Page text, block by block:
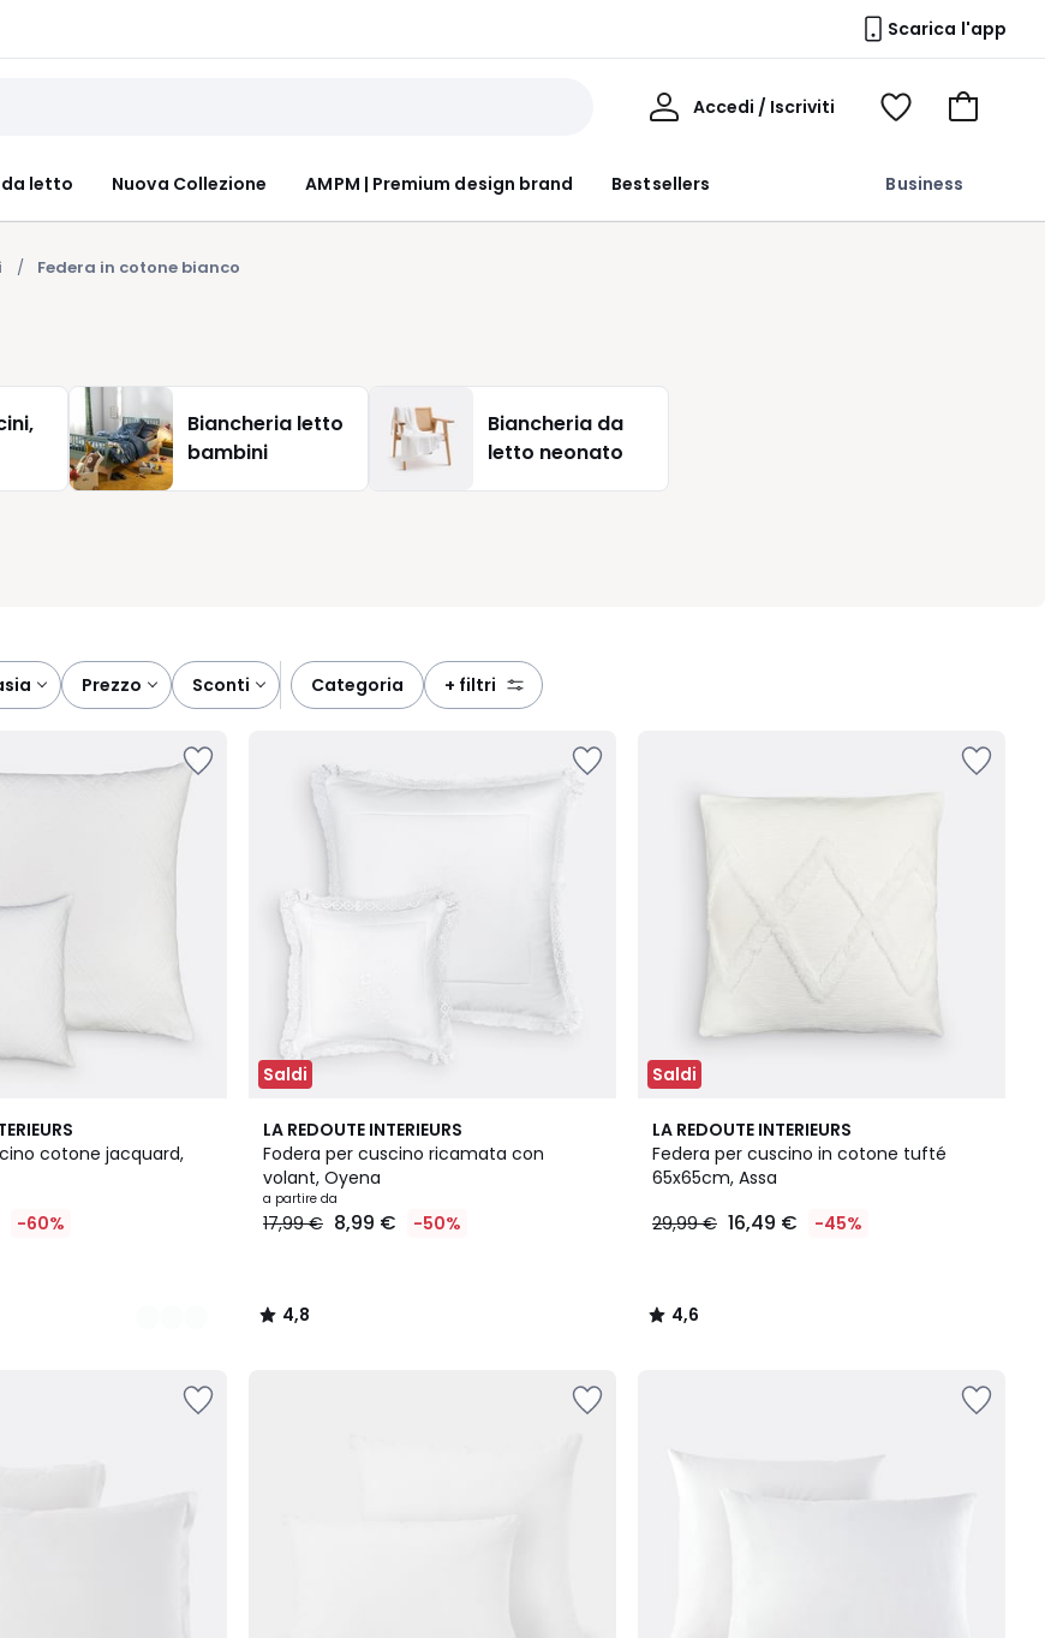
Scarica l'app
letto Nuova Collezione AMPM | Premium design brand Bestsellers Business
Accedi / Iscriviti
Voir
Vai
Federa in cotone bianco
Biancheria letto
bambini
Biancheria da
letto neonato
prezzo sconti categoria + filtri
cotone jacquard,
-60%
Saldi
LA REDOUTE INTERIEURS
Fodera per cuscino ricamata con
volant, Oyena
a partire da
17,99 € 8,99 € -50%
4,8
/ 5
4,8
/
Saldi
LA REDOUTE INTERIEURS
Federa per cuscino in cotone tufté
65x65cm, Assa
29,99 € 16,49 € -45%
4,6
/ 5
4,6
/